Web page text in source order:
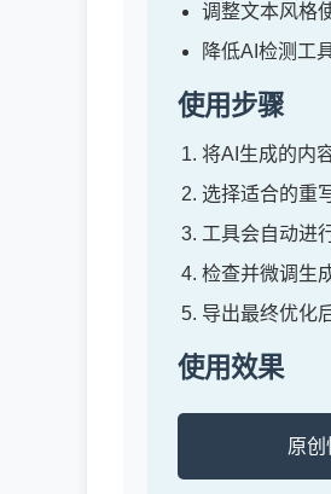
调整文本风格
降低AI检测工
使用步骤
将AI生成的内
选择适合的重
工具会自动进
检查并微调生
导出最终优化
使用效果
原创